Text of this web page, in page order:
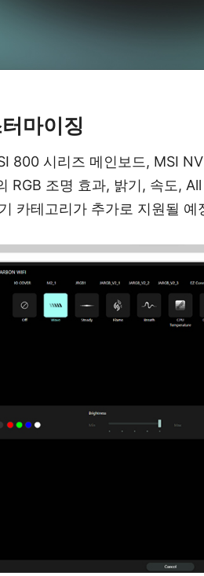
마이징
800 시리즈 메인보드, MSI
RGB 조명 효과, 밝기, 속도,
카테고리가 추가로 지원될 예